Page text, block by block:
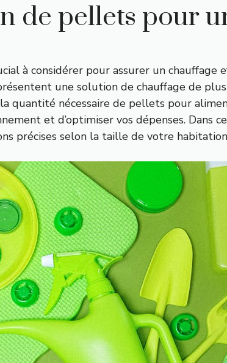
de pellets pour
à considérer pour assurer un chauffage
une solution de chauffage de
quantité nécessaire de pellets pour
et d’optimiser vos dépenses. Dans
précises selon la taille de votre